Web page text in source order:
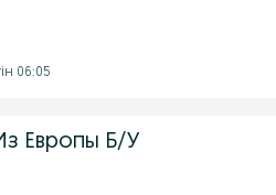
06:05
Европы Б/У